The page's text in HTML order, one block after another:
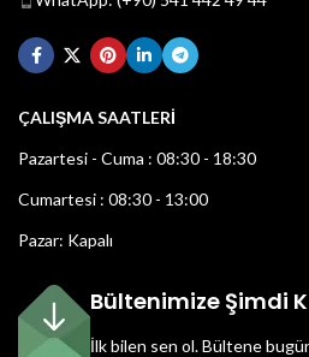
ÇALIŞMA SAATLERİ
Pazartesi - Cuma : 08:30 - 18:30
Cumartesi : 08:30 - 13:00
Pazar: Kapalı
Bültenimize Şimdi
İlk bilen sen ol.Bültene